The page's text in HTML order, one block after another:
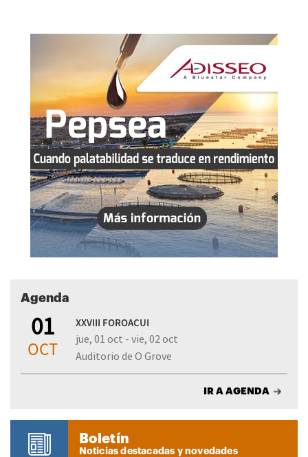
Agenda
01
OCT
XXVIII FOROACUI
jue, 01 oct - vie, 02 oct
Auditorio de O Grove
IR A AGENDA
Boletín
Noticias destacadas y novedades